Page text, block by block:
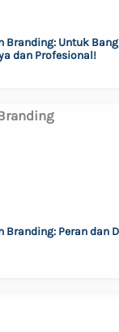
Branding: Untuk
dan Profesional!
Branding: Peran dan